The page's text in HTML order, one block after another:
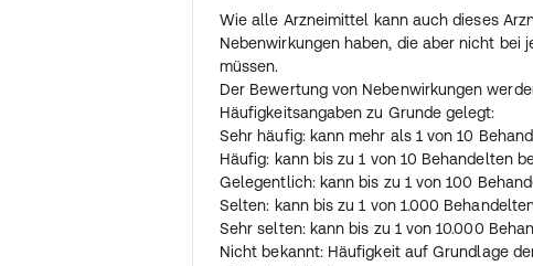
wenn Sie sich nicht sicher sind.
Die notwendige Anzahl Retardkapseln
Schwere Ihrer Erkrankung und danach, wie
vertragen. Dabei muss die für Sie
Dosis durch langsame Erhöhung der Zahl
einzunehmenden Retardkapseln ermittelt
verschriebene Dosis kann sich deshalb von
Patienten unterscheiden. Bitte ändern Sie
die vom Arzt verordnete Einnahmemenge.
Als tägliche Startdosis sollte im
morgendliche Einnahme des Arzneimittels
Wie alle Arzneimittel kann auch dieses
Nebenwirkungen haben, die aber nicht bei
müssen.
Der Bewertung von Nebenwirkungen
Häufigkeitsangaben zu Grunde gelegt:
Sehr häufig: kann mehr als 1 von 10
Häufig: kann bis zu 1 von 10 Behandelten
Gelegentlich: kann bis zu 1 von 100
Selten: kann bis zu 1 von 1.000
Sehr selten: kann bis zu 1 von 10.000
Nicht bekannt: Häufigkeit auf Grundlage